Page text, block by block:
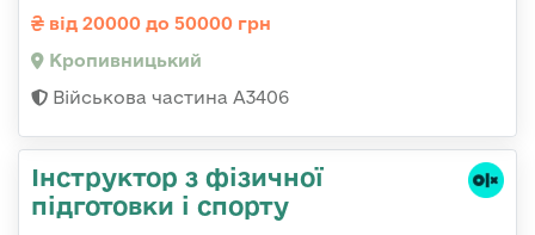
від 20000 до 50000 грн
Кропивницький
Військова частина А3406
Інструктор з фізичної
підготовки і спорту